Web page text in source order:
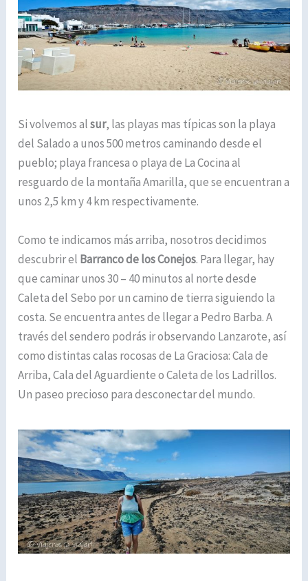
Si volvemos alsur, las playas mas típicas son la playa
del Salado a unos 500 metros caminando desde el
pueblo; playa francesa o playa de La Cocina al
resguardo de la montaña Amarilla, que se encuentran a
unos 2,5 km y 4 km respectivamente.
Como te indicamos más arriba, nosotros decidimos
descubrir el Barranco de los Conejos. Para llegar, hay
que caminar unos 30 – 40 minutos al norte desde
Caleta del Sebo por un camino de tierra siguiendo la
costa. Se encuentra antes de llegar a Pedro Barba. A
través del sendero podrás ir observando Lanzarote, así
como distintas calas rocosas de La Graciosa: Cala de
Arriba, Cala del Aguardiente o Caleta de los Ladrillos.
Un paseo precioso para desconectar del mundo.